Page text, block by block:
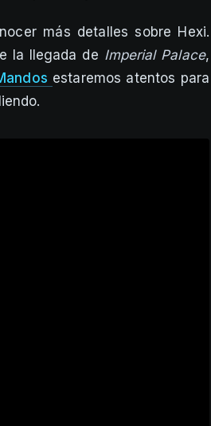
más detalles sobre Hexi.
la llegada de Imperial Palace,
estaremos atentos para